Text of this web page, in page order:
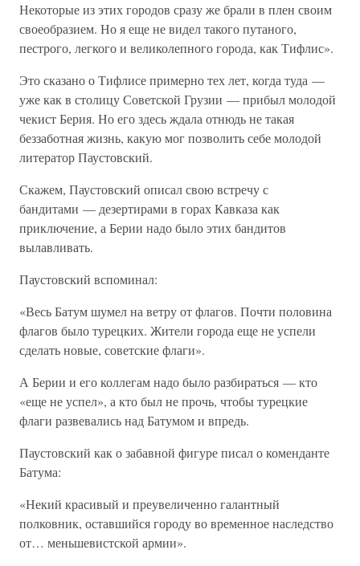
Некоторые из этих городов сразу же брали в плен своим
своеобразием. Но я еще не видел такого путаного,
пестрого, легкого и великолепного города, как Тифлис».
Это сказано о Тифлисе примерно тех лет, когда туда —
уже как в столицу Советской Грузии — прибыл молодой
чекист Берия. Но его здесь ждала отнюдь не такая
беззаботная жизнь, какую мог позволить себе молодой
литератор Паустовский.
Скажем, Паустовский описал свою встречу с
бандитами — дезертирами в горах Кавказа как
приключение, а Берии надо было этих бандитов
вылавливать.
Паустовский вспоминал:
«Весь Батум шумел на ветру от флагов. Почти половина
флагов было турецких. Жители города еще не успели
сделать новые, советские флаги».
А Берии и его коллегам надо было разбираться — кто
«еще не успел», а кто был не прочь, чтобы турецкие
флаги развевались над Батумом и впредь.
Паустовский как о забавной фигуре писал о коменданте
Батума:
«Некий красивый и преувеличенно галантный
полковник, оставшийся городу во временное наследство
от… меньшевистской армии».